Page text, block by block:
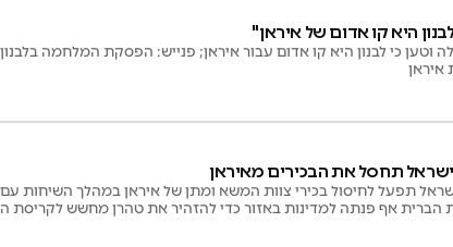
היא קו אדום של איראן"
וטען כי לבנון היא קו אדום עבור איראן; פנייש: הפסקת המלחמה בלבנון
תחסל את הבכירים מאיראן
תפעל לחיסול בכירי צוות המשא ומתן של איראן במהלך השיחות עם
הברית אף פנתה למדינות באזור כדי להזהיר את טהרן מחשש לקריסת